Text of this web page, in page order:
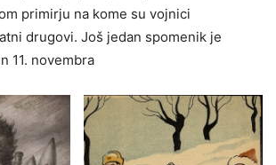
primirju na kome su vojnici
drugovi. Još jedan spomenik je
11. novembra